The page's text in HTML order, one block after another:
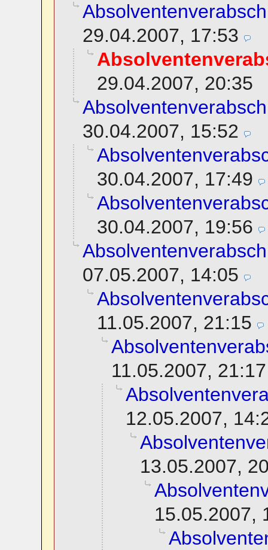
29.04.2007, 17:53
29.04.2007, 20:35
30.04.2007, 15:52
30.04.2007, 17:49
30.04.2007, 19:56
07.05.2007, 14:05
11.05.2007, 21:15
11.05.2007, 21:17
12.05.2007,
13.05.2007,
15.05.2007,